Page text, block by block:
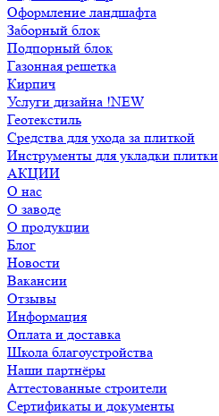
Оформление ландшафта
Заборный блок
Подпорный блок
Газонная решетка
Кирпич
Услуги дизайна !NEW
Геотекстиль
Средства для ухода за плиткой
Инструменты для укладки плитки
АКЦИИ
О нас
О заводе
О продукции
Блог
Новости
Вакансии
Отзывы
Информация
Оплата и доставка
Школа благоустройства
Наши партнёры
Аттестованные строители
Сертификаты и документы